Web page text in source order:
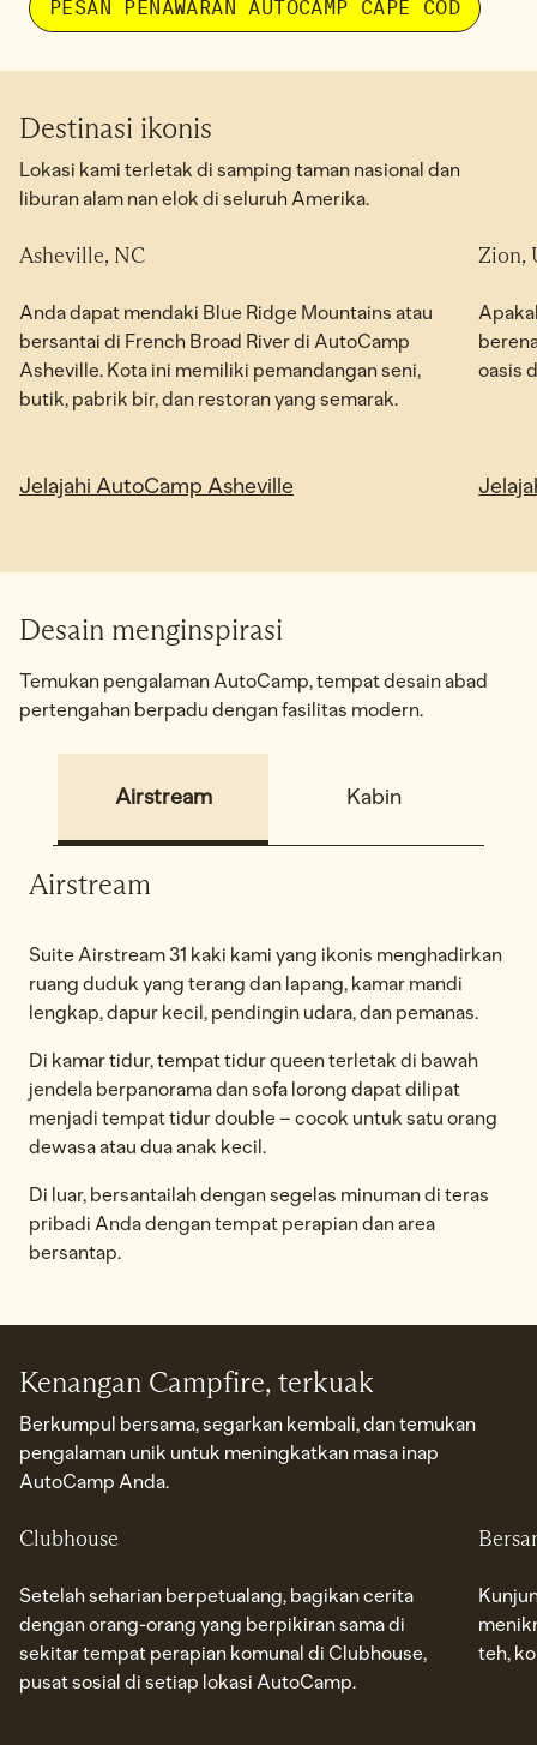
PESAN PENAWARAN AUTOCAMP CAPE COD
Destinasi ikonis
Lokasi kami terletak di samping taman nasional dan
liburan alam nan elok di seluruh Amerika.
Asheville, NC
KINI TELAH DIBUKA
Anda dapat mendaki Blue Ridge Mountains atau
bersantai di French Broad River di AutoCamp
Asheville. Kota ini memiliki pemandangan seni,
butik, pabrik bir, dan restoran yang semarak.
Jelajahi AutoCamp Asheville
Zion,
oasis
Desain menginspirasi
Temukan pengalaman AutoCamp, tempat desain abad
pertengahan berpadu dengan fasilitas modern.
Airstream Kabin
Airstream
Suite Airstream 31 kaki kami yang ikonis menghadirkan
ruang duduk yang terang dan lapang, kamar mandi
lengkap, dapur kecil, pendingin udara, dan pemanas.
Di kamar tidur, tempat tidur queen terletak di bawah
jendela berpanorama dan sofa lorong dapat dilipat
menjadi tempat tidur double – cocok untuk satu orang
dewasa atau dua anak kecil.
Di luar, bersantailah dengan segelas minuman di teras
pribadi Anda dengan tempat perapian dan area
bersantap.
Kenangan Campfire, terkuak
Berkumpul bersama, segarkan kembali, dan temukan
pengalaman unik untuk meningkatkan masa inap
AutoCamp Anda.
Clubhouse
Setelah seharian berpetualang, bagikan cerita
dengan orang-orang yang berpikiran sama di
sekitar tempat perapian komunal di Clubhouse,
pusat sosial di setiap lokasi AutoCamp.
teh,